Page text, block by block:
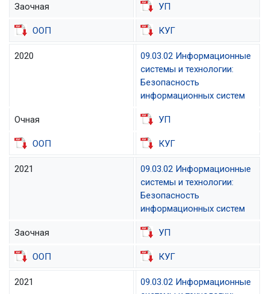
Заочная УП
ООП КУГ
2020
09.03.02 Информационные
системы и технологии:
Безопасность
информационных систем
Очная УП
ООП КУГ
2021
09.03.02 Информационные
системы и технологии:
Безопасность
информационных систем
Заочная УП
ООП КУГ
2021
09.03.02 Информационные